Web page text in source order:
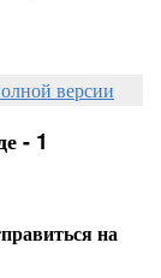
версии
- 1
на